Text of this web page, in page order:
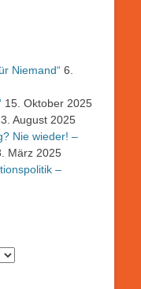
Niemand“ 6.
15. Oktober 2025
August 2025
Nie wieder! –
März 2025
–